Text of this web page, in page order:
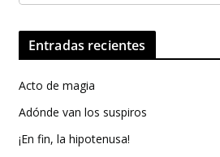
Entradas recientes
Acto de magia
Adónde van los suspiros
¡En fin, la hipotenusa!